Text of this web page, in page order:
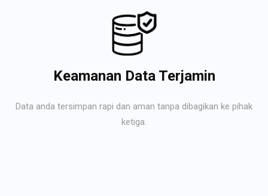
Keamanan Data Terjamin
Data anda tersimpan rapi dan aman tanpa dibagikan ke pihak
ketiga.